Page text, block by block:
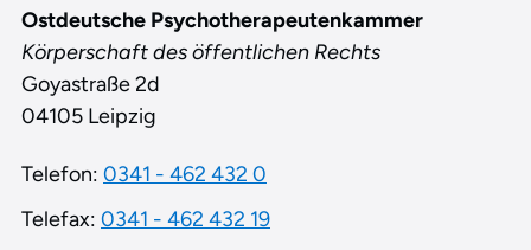
Ostdeutsche Psychotherapeutenkammer
Körperschaft des öffentlichen Rechts
Goyastraße 2d
04105 Leipzig
Telefon: 0341 - 462 432 0
Telefax: 0341 - 462 432 19